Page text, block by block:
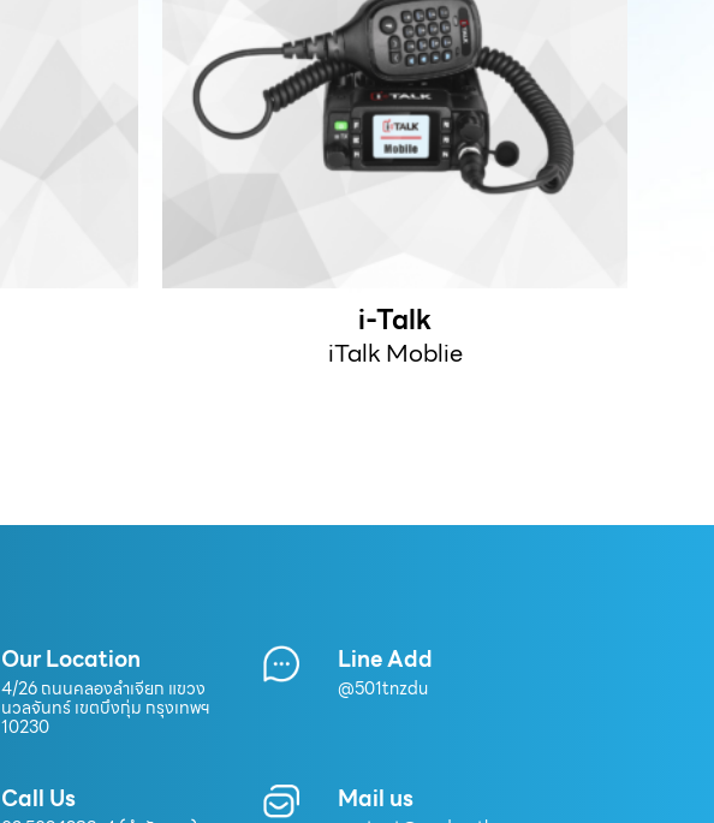
i-Talk
iTalk Moblie
Our Location
4/26 ถนนคลองลำเจียก แขวง
นวลจันทร์ เขตบึงกุ่ม กรุงเทพฯ
10230
Line Add
@501tnzdu
Call Us Mail us